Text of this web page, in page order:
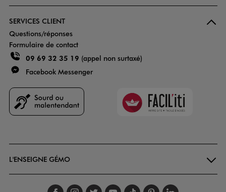
SERVICES CLIENT
Questions/réponses
Formulaire de contact
09 69 32 35 19 (appel non surtaxé)
Facebook Messenger
Faciliti
L'ENSEIGNE GÉMO